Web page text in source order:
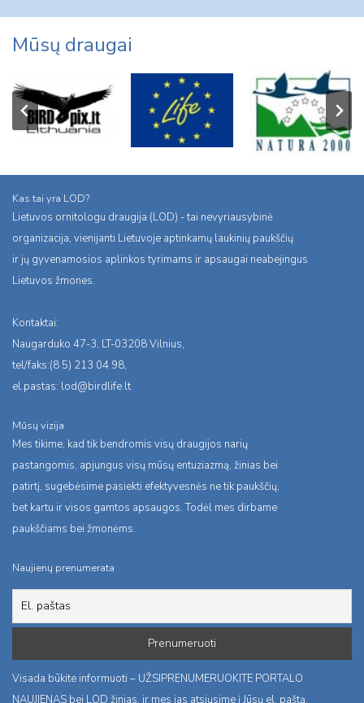
Mūsų draugai
Kas tai yra LOD?
Lietuvos ornitologu draugija (LOD) - tai nevyriausybinė
organizacija, vienijanti Lietuvoje aptinkamų laukinių paukščių
ir jų gyvenamosios aplinkos tyrimams ir apsaugai neabejingus
Lietuvos žmones.
Kontaktai:
Naugarduko 47-3, LT-03208 Vilnius,
tel/faks:(8 5) 213 04 98,
el.pastas: lod@birdlife.lt
Mūsų vizija
Mes tikime, kad tik bendromis visų draugijos narių
pastangomis, apjungus visų mūsų entuziazmą, žinias bei
patirtį, sugebėsime pasiekti efektyvesnės ne tik paukščių,
bet kartu ir visos gamtos apsaugos. Todėl mes dirbame
paukščiams bei žmonėms.
Naujienų prenumerata
Visada būkite informuoti – UŽSIPRENUMERUOKITE PORTALO
NAUJIENAS bei LOD žinias, ir mes jas atsiųsime į Jūsų el. paštą.